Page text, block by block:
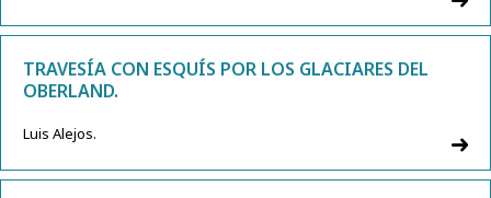
TRAVESÍA CON ESQUÍS POR LOS GLACIARES DEL
OBERLAND.
Luis Alejos.